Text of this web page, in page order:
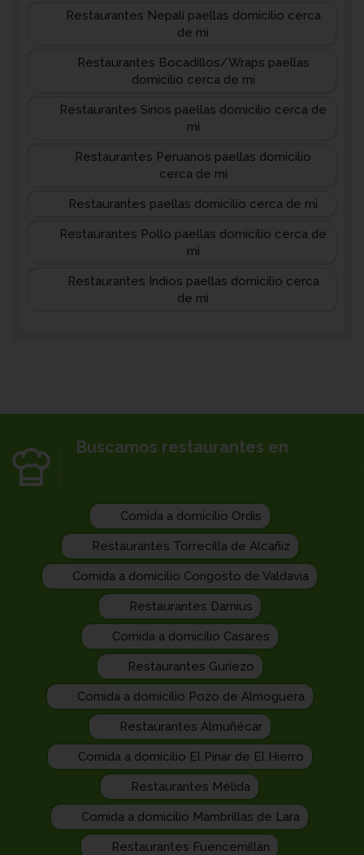
Restaurantes Nepalí paellas domicilio cerca
de mi
Restaurantes Bocadillos/Wraps paellas
domicilio cerca de mi
Restaurantes Sirios paellas domicilio cerca de
mi
Restaurantes Peruanos paellas domicilio
cerca de mi
Restaurantes paellas domicilio cerca de mi
Restaurantes Pollo paellas domicilio cerca de
mi
Restaurantes Indios paellas domicilio cerca
de mi
Buscamos restaurantes en
Comida a domicilio Ordis
Restaurantes Torrecilla de Alcañiz
Comida a domicilio Congosto de Valdavia
Restaurantes Darnius
Comida a domicilio Casares
Restaurantes Guriezo
Comida a domicilio Pozo de Almoguera
Restaurantes Almuñécar
Comida a domicilio El Pinar de El Hierro
Restaurantes Mélida
Comida a domicilio Mambrillas de Lara
Restaurantes Fuencemillán